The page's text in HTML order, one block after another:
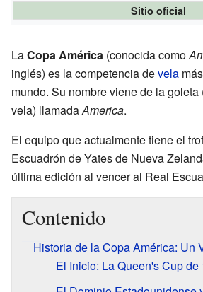
Sitio oficial
LaCopa América (conocida como
inglés) es la competencia devela
mundo. Su nombre viene de la
vela) llamadaAmerica.
El equipo que actualmente tiene el
Escuadrón de Yates de Nueva
última edición al vencer al Real
Contenido
Historia de la Copa América: Un
El Inicio: La Queen's Cup de